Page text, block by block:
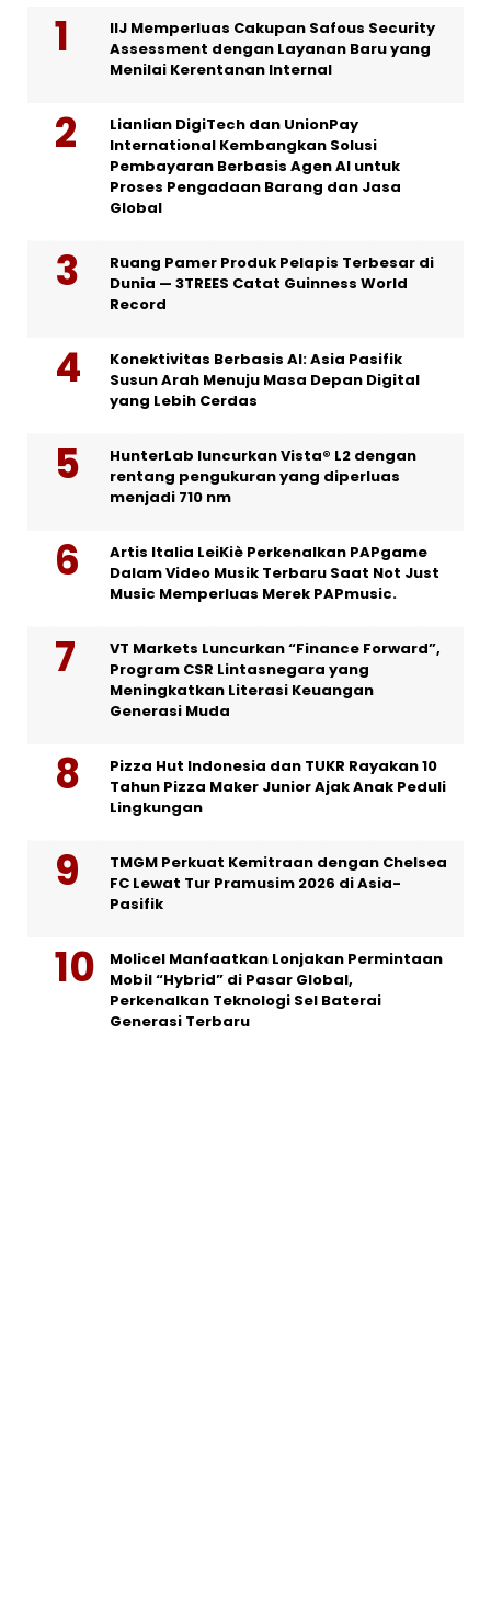
IIJ Memperluas Cakupan Safous Security
Assessment dengan Layanan Baru yang
Menilai Kerentanan Internal
Lianlian DigiTech dan UnionPay
International Kembangkan Solusi
Pembayaran Berbasis Agen AI untuk
Proses Pengadaan Barang dan Jasa
Global
Ruang Pamer Produk Pelapis Terbesar di
Dunia — 3TREES Catat Guinness World
Record
Konektivitas Berbasis AI: Asia Pasifik
Susun Arah Menuju Masa Depan Digital
yang Lebih Cerdas
HunterLab luncurkan Vista® L2 dengan
rentang pengukuran yang diperluas
menjadi 710 nm
Artis Italia LeiKiè Perkenalkan PAPgame
Dalam Video Musik Terbaru Saat Not Just
Music Memperluas Merek PAPmusic.
VT Markets Luncurkan “Finance Forward”,
Program CSR Lintasnegara yang
Meningkatkan Literasi Keuangan
Generasi Muda
Pizza Hut Indonesia dan TUKR Rayakan 10
Tahun Pizza Maker Junior Ajak Anak Peduli
Lingkungan
TMGM Perkuat Kemitraan dengan Chelsea
FC Lewat Tur Pramusim 2026 di Asia-
Pasifik
Molicel Manfaatkan Lonjakan Permintaan
Mobil “Hybrid” di Pasar Global,
Perkenalkan Teknologi Sel Baterai
Generasi Terbaru